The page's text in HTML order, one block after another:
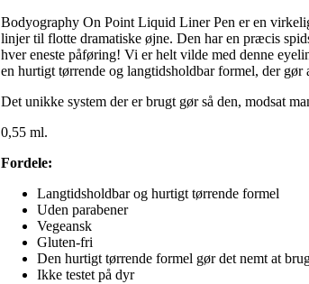
Bodyography On Point Liquid Liner Pen er en
linjer til flotte dramatiske øjne. Den har en præcis
hver eneste påføring! Vi er helt vilde med denne
en hurtigt tørrende og langtidsholdbar formel, der gør
Det unikke system der er brugt gør så den, modsat
0,55 ml.
Fordele:
Langtidsholdbar og hurtigt tørrende formel
Uden parabener
Vegeansk
Gluten-fri
Den hurtigt tørrende formel gør det nemt at
Ikke testet på dyr